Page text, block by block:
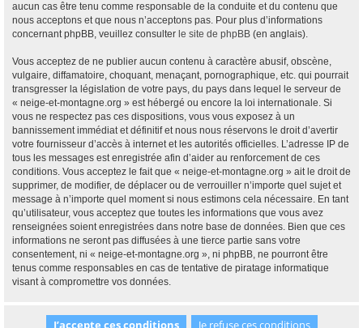
aucun cas être tenu comme responsable de la conduite et du contenu que
nous acceptons et que nous n’acceptons pas. Pour plus d’informations
concernant phpBB, veuillez consulter le site de phpBB (en anglais).
Vous acceptez de ne publier aucun contenu à caractère abusif, obscène,
vulgaire, diffamatoire, choquant, menaçant, pornographique, etc. qui pourrait
transgresser la législation de votre pays, du pays dans lequel le serveur de
« neige-et-montagne.org » est hébergé ou encore la loi internationale. Si
vous ne respectez pas ces dispositions, vous vous exposez à un
bannissement immédiat et définitif et nous nous réservons le droit d’avertir
votre fournisseur d’accès à internet et les autorités officielles. L’adresse IP de
tous les messages est enregistrée afin d’aider au renforcement de ces
conditions. Vous acceptez le fait que « neige-et-montagne.org » ait le droit de
supprimer, de modifier, de déplacer ou de verrouiller n’importe quel sujet et
message à n’importe quel moment si nous estimons cela nécessaire. En tant
qu’utilisateur, vous acceptez que toutes les informations que vous avez
renseignées soient enregistrées dans notre base de données. Bien que ces
informations ne seront pas diffusées à une tierce partie sans votre
consentement, ni « neige-et-montagne.org », ni phpBB, ne pourront être
tenus comme responsables en cas de tentative de piratage informatique
visant à compromettre vos données.